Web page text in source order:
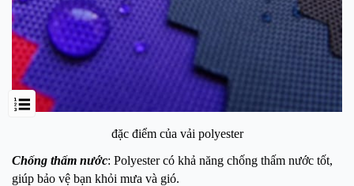
đặc điểm của vải polyester
Chống thấm nước: Polyester có khả năng chống thấm nước tốt,
giúp bảo vệ bạn khỏi mưa và gió.